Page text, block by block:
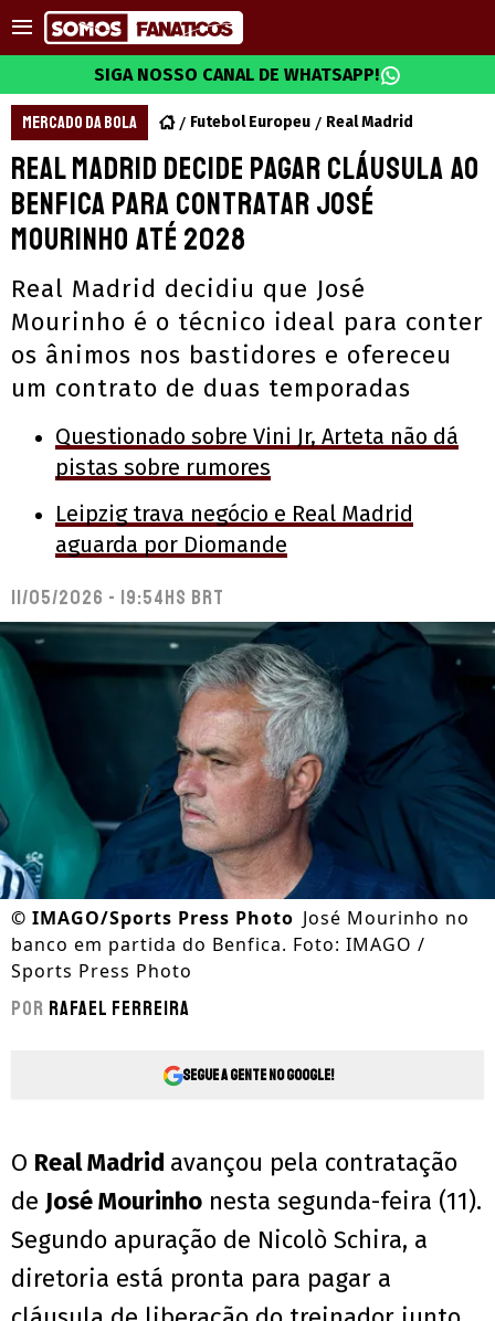
SIGA NOSSO CANAL DE WHATSAPP!
MERCADO DA BOLA Futebol Europeu Real Madrid
Real Madrid decide pagar cláusula ao
Benfica para contratar José
Mourinho até 2028
Real Madrid decidiu que José
Mourinho é o técnico ideal para conter
os ânimos nos bastidores e ofereceu
um contrato de duas temporadas
Questionado sobre Vini Jr, Arteta não dá
pistas sobre rumores
Leipzig trava negócio e Real Madrid
aguarda por Diomande
11/05/2026 - 19:54hs BRT
© IMAGO/Sports Press Photo José Mourinho no
banco em partida do Benfica. Foto: IMAGO /
Sports Press Photo
Por Rafael Ferreira
Segue a gente no Google!
O Real Madrid avançou pela contratação
de José Mourinho nesta segunda-feira (11).
Segundo apuração de Nicolò Schira, a
diretoria está pronta para pagar a